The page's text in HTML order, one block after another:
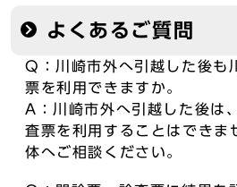
よくあるご質問
Q：川崎市外へ引越した後も
票を利用できますか。
A：川崎市外へ引越した後は
査票を利用することはできま
体へご相談ください。